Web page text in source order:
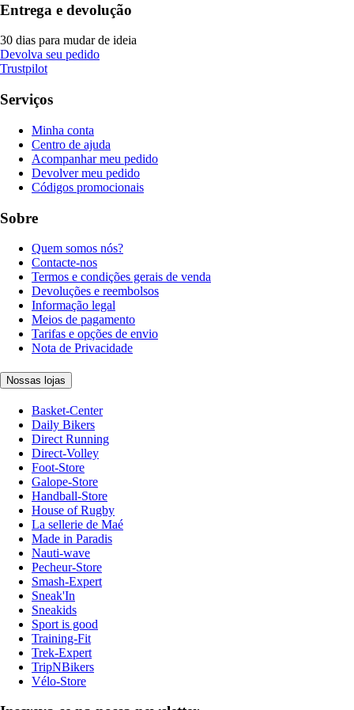
Entrega e devolução
30 dias para mudar de ideia
Devolva seu pedido
Trustpilot
Serviços
Minha conta
Centro de ajuda
Acompanhar meu pedido
Devolver meu pedido
Códigos promocionais
Sobre
Quem somos nós?
Contacte-nos
Termos e condições gerais de venda
Devoluções e reembolsos
Informação legal
Meios de pagamento
Tarifas e opções de envio
Nota de Privacidade
Nossas lojas
Basket-Center
Daily Bikers
Direct Running
Direct-Volley
Foot-Store
Galope-Store
Handball-Store
House of Rugby
La sellerie de Maé
Made in Paradis
Nauti-wave
Pecheur-Store
Smash-Expert
Sneak'In
Sneakids
Sport is good
Training-Fit
Trek-Expert
TripNBikers
Vélo-Store